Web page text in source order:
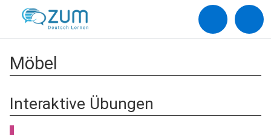
Möbel
Interaktive Übungen